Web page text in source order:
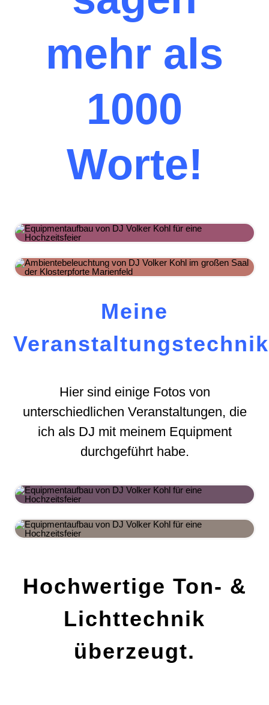
mehr als
1000
Worte!
Meine
Veranstaltungstechnik
Hier sind einige Fotos von
unterschiedlichen Veranstaltungen, die
ich als DJ mit meinem Equipment
durchgeführt habe.
Hochwertige Ton- &
Lichttechnik
überzeugt.